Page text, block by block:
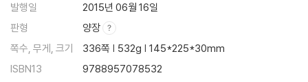
발행일
2015년 06월 16일
판형
양장
쪽수, 무게, 크기
336쪽 | 532g | 145*225*30mm
ISBN13
9788957078532